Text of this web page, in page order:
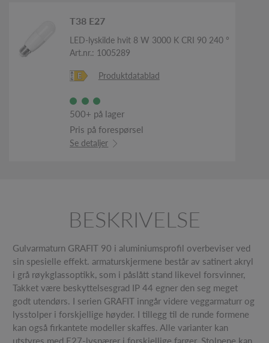
T38 E27
LED-lyskilde hvit 8 W 3000 K CRI 90 240 °
Art.nr.: 1005289
Produktdatablad
500+ på lager
Pris på forespørsel
Se detaljer
BESKRIVELSE
Gulvarmaturn GRAFIT 90 i aluminiumsprofil overbeviser ved
sin spesielle effekt. armaturskjermene består av satinert akryl
i grå røykglassoptikk, som i påslått stand likevel forsvinner,
Takket være beskyttelsesgrad IP 44 egner den seg meget
godt utendørs. I serien GRAFIT inngår videre veggarmaturr og
lysstolper i forskjellige høyder. I tillegg til de runde formene
kan også firkantete modeller skaffes. Alle varianter kan
utstyres med E27-lyspærer i forskjellige farger. Stolpene kan